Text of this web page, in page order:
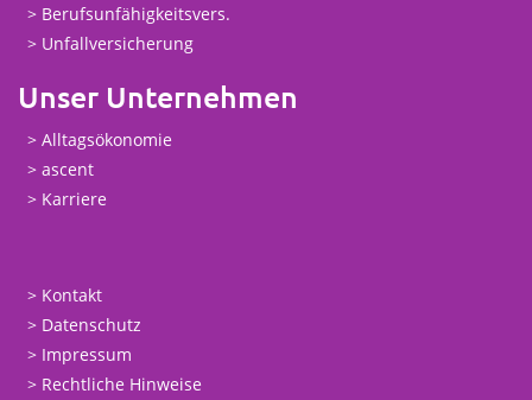
Berufsunfähigkeitsvers.
Unfallversicherung
Unser Unternehmen
Alltagsökonomie
ascent
Karriere
Kontakt
Datenschutz
Impressum
Rechtliche Hinweise